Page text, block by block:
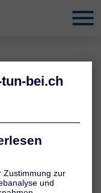
Bereiche fühlen sich
Viele Betroffene
ein. Die Folge: Es
weitere Symptome
hier mehr über die